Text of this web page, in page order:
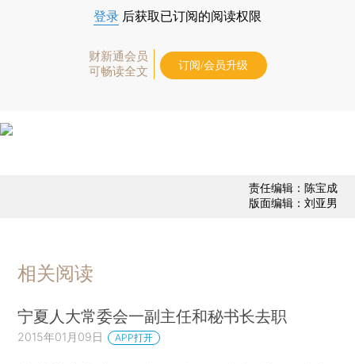
登录 后获取已订阅的阅读权限
财新通会员
可畅读全文
订阅/会员升级
责任编辑：陈宝成
版面编辑：刘亚男
相关阅读
宁夏人大常委会一副主任和秘书长去职
2015年01月09日 APP打开